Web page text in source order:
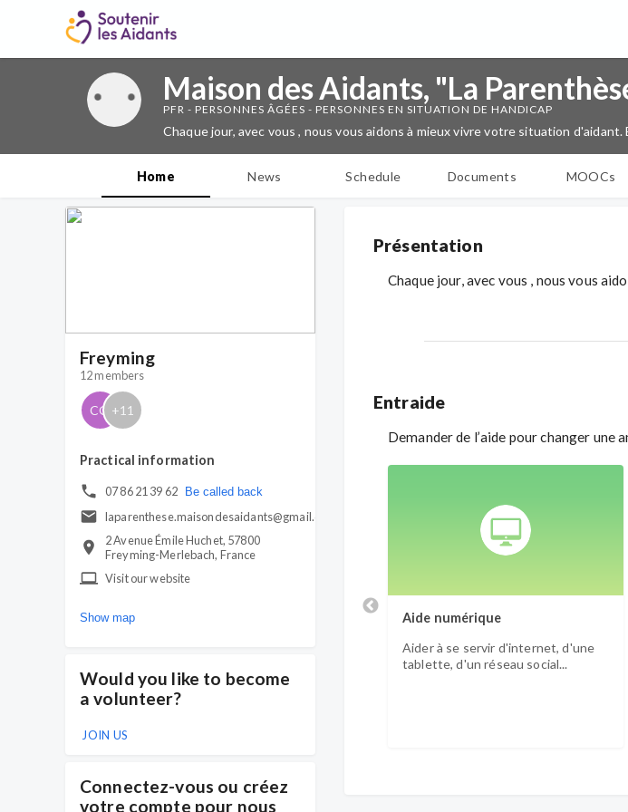
Maison des Aidants, "La
PFR - PERSONNES ÂGÉES - PERSONNES EN SITUATION DE HANDICAP
Chaque jour, avec vous , nous vous aidons à mieux vivre votre situation d'aidant.
Home News Schedule Documents MOOCs
Freyming
12 members
CO +11
Practical information
07 86 21 39 62 Be called back
laparenthese.maisondesaidants@gmail.com
2 Avenue Émile Huchet, 57800
Freyming-Merlebach, France
Visit our website
Show map
Would you like to become
a volunteer?
JOIN US
Connectez-vous ou créez
votre compte pour nous
Présentation
Chaque jour, avec vous , nous vous
Entraide
Demander de l’aide pour changer une
Aide numérique
Aider à se servir d'internet, d'une
tablette, d'un réseau social...